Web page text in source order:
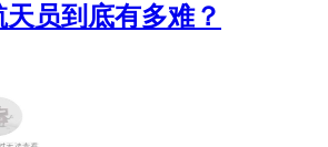
员到底有多难？